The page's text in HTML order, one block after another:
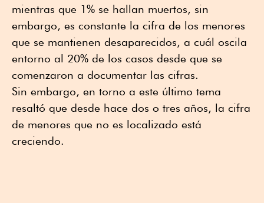
mientras que 1% se hallan muertos, sin
embargo, es constante la cifra de los menores
que se mantienen desaparecidos, a cuál oscila
entorno al 20% de los casos desde que se
comenzaron a documentar las cifras.
Sin embargo, en torno a este último tema
resaltó que desde hace dos o tres años, la cifra
de menores que no es localizado está
creciendo.